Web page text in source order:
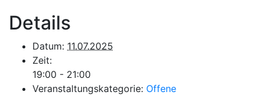
Details
Datum: 11.07.2025
Zeit:
19:00 - 21:00
Veranstaltungskategorie: Offene